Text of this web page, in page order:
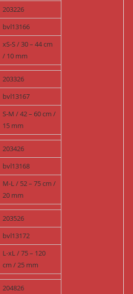
203226
bvl13166
xS-S / 30 – 44 cm
/ 10 mm
203326
bvl13167
S-M / 42 – 60 cm /
15 mm
203426
bvl13168
M-L / 52 – 75 cm /
20 mm
203526
bvl13172
L-xL / 75 – 120
cm / 25 mm
204826